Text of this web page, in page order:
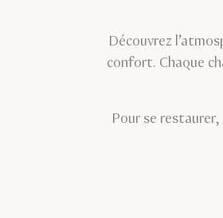
Découvrez
confort. Chaque
Pour se